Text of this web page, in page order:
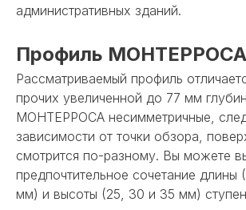
административных зданий.
Профиль
Рассматриваемый профиль
прочих увеличенной до 77 мм
МОНТЕРРОСА несимметричные,
зависимости от точки обзора,
смотрится по-разному. Вы можете
предпочтительное сочетание длины
мм) и высоты (25, 30 и 35 мм)